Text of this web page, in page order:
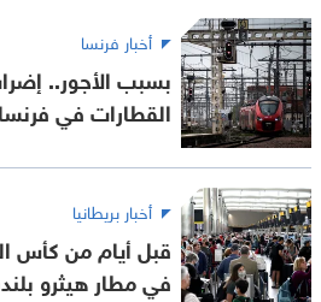
أخبار فرنسا
بسبب الأجور..
القطارات في فرنسا
أخبار بريطانيا
قبل أيام من كأس
في مطار هيثرو